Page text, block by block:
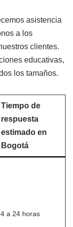
asistencia
a los
clientes.
educativas,
los tamaños.
Tiempo de
respuesta
estimado en
Bogotá
4 a 24 horas